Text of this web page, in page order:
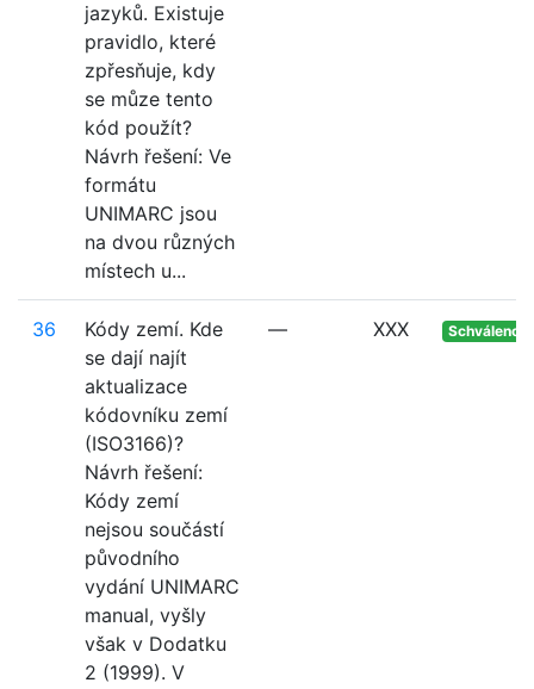
jazyků. Existuje
pravidlo, které
zpřesňuje, kdy
se můze tento
kód použít?
Návrh řešení: Ve
formátu
UNIMARC jsou
na dvou různých
místech u...
36
Kódy zemí. Kde
se dají najít
aktualizace
kódovníku zemí
(ISO3166)?
Návrh řešení:
Kódy zemí
nejsou součástí
původního
vydání UNIMARC
manual, vyšly
však v Dodatku
2 (1999). V
— XXX Schváleno